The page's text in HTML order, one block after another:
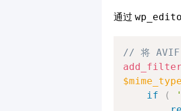
通过
// 将 AVIF
add_filter
$mime_type
if
(